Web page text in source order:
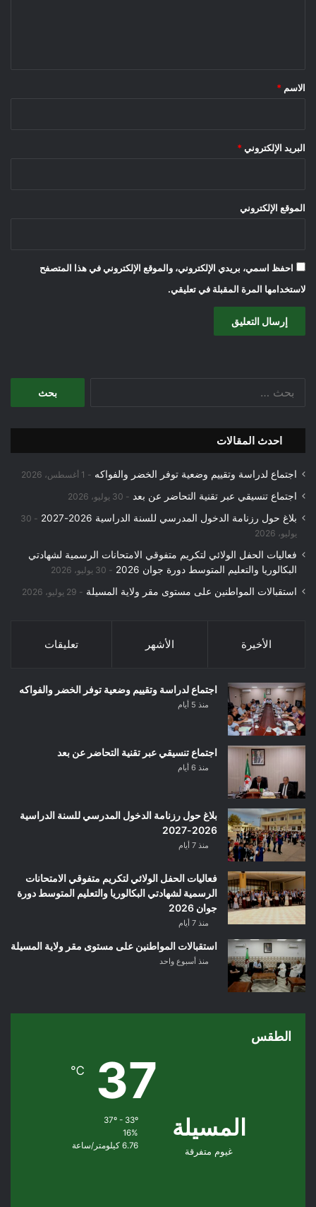
*
الاسم *
البريد الإلكتروني *
الموقع الإلكتروني
احفظ اسمي، بريدي الإلكتروني، والموقع الإلكتروني في هذا المتصفح
لاستخدامها المرة المقبلة في تعليقي.
احدث المقالات
اجتماع لدراسة وتقييم وضعية توفر الخضر والفواكه 1 أغسطس، 2026
اجتماع تنسيقي عبر تقنية التحاضر عن بعد 30 يوليو، 2026
بلاغ حول رزنامة الدخول المدرسي للسنة الدراسية 2026-2027
30
يوليو، 2026
فعاليات الحفل الولائي لتكريم متفوقي الامتحانات الرسمية لشهادتي
البكالوريا والتعليم المتوسط دورة جوان 2026
30 يوليو، 2026
استقبالات المواطنين على مستوى مقر ولاية المسيلة 29 يوليو، 2026
الأخيرة الأشهر تعليقات
اجتماع لدراسة وتقييم وضعية توفر الخضر والفواكه
منذ 5 أيام
اجتماع تنسيقي عبر تقنية التحاضر عن بعد
منذ 6 أيام
بلاغ حول رزنامة الدخول المدرسي للسنة الدراسية
2026-2027
منذ 7 أيام
فعاليات الحفل الولائي لتكريم متفوقي الامتحانات
الرسمية لشهادتي البكالوريا والتعليم المتوسط دورة
جوان 2026
منذ 7 أيام
استقبالات المواطنين على مستوى مقر ولاية المسيلة
منذ أسبوع واحد
الطقس
المسيلة
غيوم متفرقة
37
℃
37º - 33º
16%
6.76 كيلومتر/ساعة